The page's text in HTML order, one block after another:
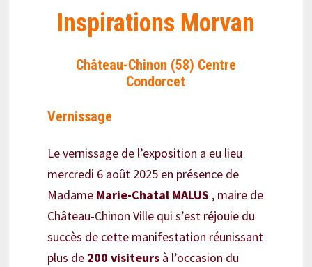
Inspirations Morvan
Château-Chinon (58) Centre
Condorcet
Vernissage
Le vernissage de l’exposition a eu lieu
mercredi 6 août 2025 en présence de
Madame Marie-Chatal MALUS , maire de
Château-Chinon Ville qui s’est réjouie du
succès de cette manifestation réunissant
plus de 200 visiteurs à l’occasion du